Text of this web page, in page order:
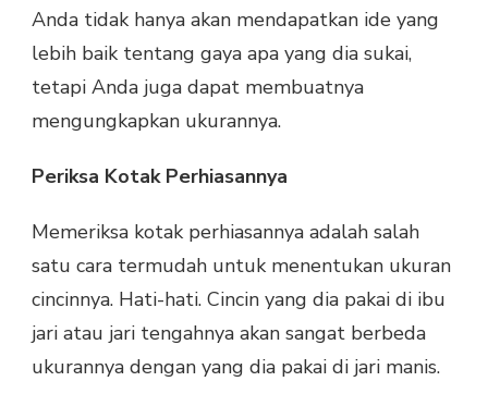
Anda tidak hanya akan mendapatkan ide yang
lebih baik tentang gaya apa yang dia sukai,
tetapi Anda juga dapat membuatnya
mengungkapkan ukurannya.
Periksa Kotak Perhiasannya
Memeriksa kotak perhiasannya adalah salah
satu cara termudah untuk menentukan ukuran
cincinnya. Hati-hati. Cincin yang dia pakai di ibu
jari atau jari tengahnya akan sangat berbeda
ukurannya dengan yang dia pakai di jari manis.